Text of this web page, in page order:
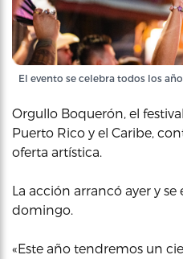
El evento se celebra todos los
Orgullo Boquerón, el
Puerto Rico y el Caribe,
oferta artística.
La acción arrancó ayer y
domingo.
«Este año tendremos un